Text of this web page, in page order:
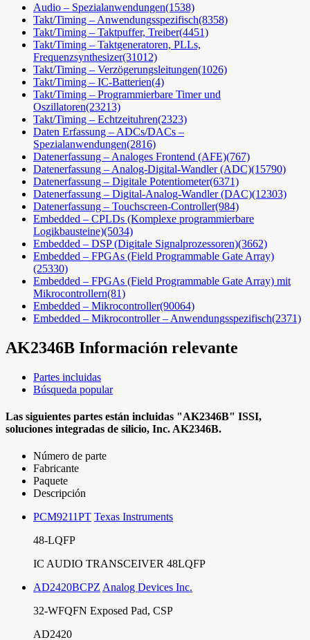
Audio – Spezialanwendungen(1538)
Takt/Timing – Anwendungsspezifisch(8358)
Takt/Timing – Taktpuffer, Treiber(4451)
Takt/Timing – Taktgeneratoren, PLLs,
Frequenzsynthesizer(31012)
Takt/Timing – Verzögerungsleitungen(1026)
Takt/Timing – IC-Batterien(4)
Takt/Timing – Programmierbare Timer und
Oszillatoren(23213)
Takt/Timing – Echtzeituhren(2323)
Daten Erfassung – ADCs/DACs –
Spezialanwendungen(2816)
Datenerfassung – Analoges Frontend (AFE)(767)
Datenerfassung – Analog-Digital-Wandler (ADC)(15790)
Datenerfassung – Digitale Potentiometer(6371)
Datenerfassung – Digital-Analog-Wandler (DAC)(12303)
Datenerfassung – Touchscreen-Controller(984)
Embedded – CPLDs (Komplexe programmierbare
Logikbausteine)(5034)
Embedded – DSP (Digitale Signalprozessoren)(3662)
Embedded – FPGAs (Field Programmable Gate Array)
(25330)
Embedded – FPGAs (Field Programmable Gate Array) mit
Mikrocontrollern(81)
Embedded – Mikrocontroller(90064)
Embedded – Mikrocontroller – Anwendungsspezifisch(2371)
AK2346B Información relevante
Partes incluidas
Búsqueda popular
Las siguientes partes están incluidas "AK2346B" ISSI,
soluciones integradas de silicio, Inc. AK2346B.
Número de parte
Fabricante
Paquete
Descripción
PCM9211PT Texas Instruments
48-LQFP
IC AUDIO TRANSCEIVER 48LQFP
AD2420BCPZ Analog Devices Inc.
32-WFQFN Exposed Pad, CSP
AD2420